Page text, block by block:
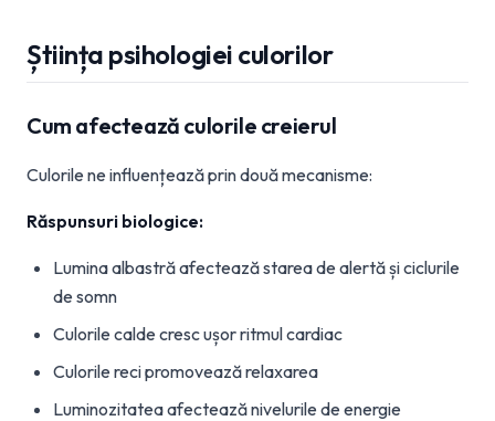
Știința psihologiei culorilor
Cum afectează culorile creierul
Culorile ne influențează prin două mecanisme:
Răspunsuri biologice:
Lumina albastră afectează starea de alertă și ciclurile
de somn
Culorile calde cresc ușor ritmul cardiac
Culorile reci promovează relaxarea
Luminozitatea afectează nivelurile de energie